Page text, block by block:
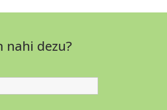
nahi dezu?